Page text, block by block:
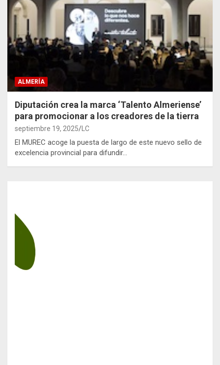
ALMERÍA
Diputación crea la marca ‘Talento Almeriense’
para promocionar a los creadores de la tierra
septiembre 19, 2025 LC
El MUREC acoge la puesta de largo de este nuevo sello de
excelencia provincial para difundir…